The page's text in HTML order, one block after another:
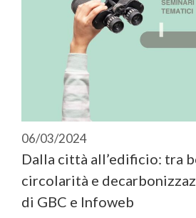
06/03/2024
Dalla città all’edificio: tra
circolarità e
di GBC e Infoweb